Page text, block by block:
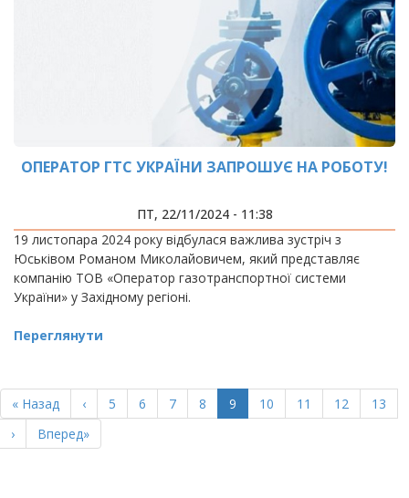
ОПЕРАТОР ГТС УКРАЇНИ ЗАПРОШУЄ НА РОБОТУ!
ПТ, 22/11/2024 - 11:38
19 листопара 2024 року відбулася важлива зустріч з
Юськівом Романом Миколайовичем, який представляє
компанію ТОВ «Оператор газотранспортної системи
України» у Західному регіоні.
Переглянути
НА
СТОРІНКИ
Перша
сторінка
« Назад
Попередня
сторінка
‹ Page
5 Page
6 Page
7 Page
8
Поточна
сторінка
9 Page
10 Page
11 Page
12 Page
13
Наступна
сторінка
›
Остання
сторінка
Вперед»